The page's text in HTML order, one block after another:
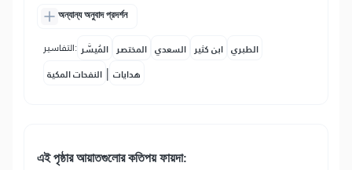
অন্যান্য অনুবাদ প্রদর্শন
التفاسير: المُيسَّر المختصر السعدي ابن كثير الطبري
النفحات المكية | هدايات
এই পৃষ্ঠার আয়াতগুলোর কতিপয় ফায়দা: